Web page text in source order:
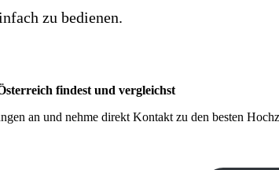
zu bedienen.
findest und vergleichst
an und nehme direkt Kontakt zu den besten